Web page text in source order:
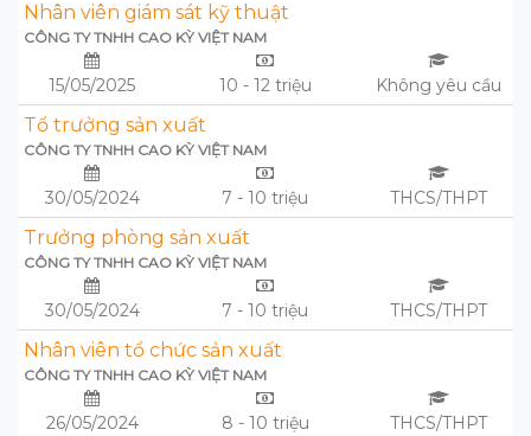
Nhân viên giám sát kỹ thuật
CÔNG TY TNHH CAO KỲ VIỆT NAM
15/05/2025 10 - 12 triệu Không yêu cầu
Tổ trưởng sản xuất
CÔNG TY TNHH CAO KỲ VIỆT NAM
30/05/2024 7 - 10 triệu THCS/THPT
Trưởng phòng sản xuất
CÔNG TY TNHH CAO KỲ VIỆT NAM
30/05/2024 7 - 10 triệu THCS/THPT
Nhân viên tổ chức sản xuất
CÔNG TY TNHH CAO KỲ VIỆT NAM
26/05/2024 8 - 10 triệu THCS/THPT